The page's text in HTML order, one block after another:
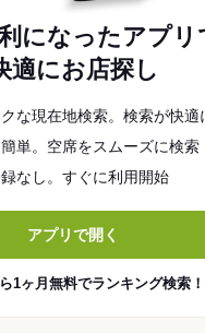
になったアプリ
適にお店探し
な現在地検索。検索が快適
単。空席をスムーズに検索
なし。すぐに利用開始
アプリで開く
1ヶ月無料でランキング検索！